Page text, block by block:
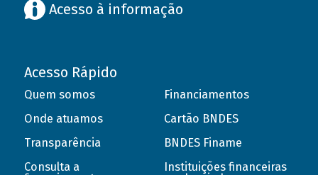
Acesso à informação
Acesso Rápido
Quem somos
Onde atuamos
Transparência
Consulta a
Financiamentos
Cartão BNDES
BNDES Finame
Instituições financeiras